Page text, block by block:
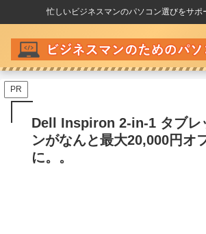
忙しいビジネスマンのパソコン選びをサポ
PR
Dell Inspiron 2-in-1 タブレ
ンがなんと最大20,000円
に。。